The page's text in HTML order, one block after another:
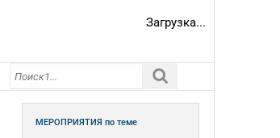
Загрузка...
МЕРОПРИЯТИЯ по теме